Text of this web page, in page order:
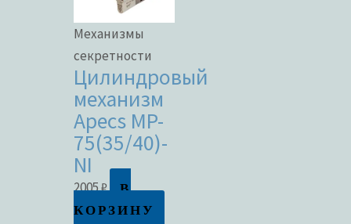
Механизмы
секретности
Цилиндровый
механизм
Apecs MP-
75(35/40)-
NI
2005₽
В
КОРЗИНУ